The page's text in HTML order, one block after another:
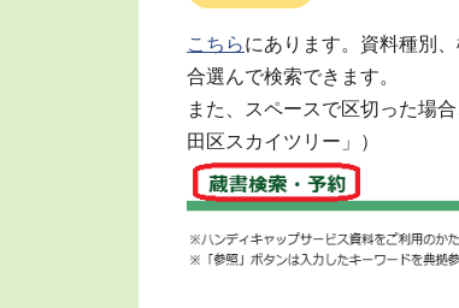
こちらにあります。資料種別
合選んで検索できます。
また、スペースで区切った場
田区スカイツリー」）